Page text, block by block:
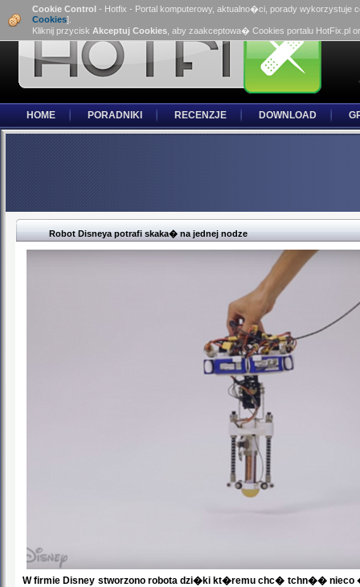
Cookie Control - Hotfix - Portal komputerowy, aktualno�ci, porady wykorzystuje
Cookies].
Kliknij przycisk Akceptuj Cookies , aby zaakceptowa� Cookies portalu HotFix.pl
HOME PORADNIKI RECENZJE DOWNLOAD
Robot Disneya potrafi skaka� na jednej nodze
W firmie Disney stworzono robota dzi�ki kt�remu chc� tchn��